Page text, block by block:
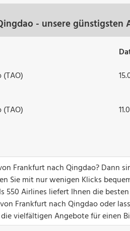
- unsere günstigsten
Frankfurt nach Qingdao? Dann
Sie mit nur wenigen Klicks
550 Airlines liefert Ihnen die
Frankfurt nach Qingdao oder
vielfältigen Angebote für einen